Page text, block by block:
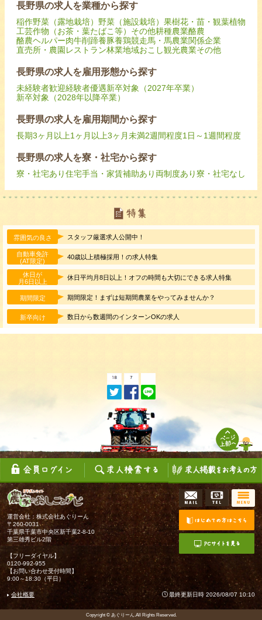
長野県の求人を業種から探す
稲作野菜（露地栽培） 野菜（施設栽培） 果樹花・苗・観葉植物
工芸作物（お茶・葉たばこ等） その他耕種農業酪農
酪農ヘルパー肉牛削蹄養豚養鶏競走馬・馬農業関係企業
直売所・農園レストラン林業地域おこし観光農業その他
長野県の求人を雇用形態から探す
未経験者歓迎経験者優遇新卒対象（2027年卒業）
新卒対象（2028年以降卒業）
長野県の求人を雇用期間から探す
長期3ヶ月以上1ヶ月以上3ヶ月未満2週間程度1日～1週間程度
長野県の求人を寮・社宅から探す
寮・社宅あり住宅手当・家賃補助あり 両制度あり寮・社宅なし
雰囲気の良さ スタッフ厳選求人公開中！
自動車免許
(AT限定)
40歳以上積極採用！の求人特集
休日が
月6日以上
休日平均月8日以上！オフの時間も大切にできる求人特集
期間限定 期間限定！まずは短期間農業をやってみませんか？
新卒向け 数日から数週間のインターンOKの求人
運営会社：株式会社あぐりーん
〒260-0031
千葉県千葉市中央区新千葉2-8-10
第三雄秀ビル2階
【フリーダイヤル】
0120-992-955
【お問い合わせ受付時間】
9:00～18:30（平日）
会社概要 最終更新日時 2026/08/07 10:10
Copyright © あぐりーん.All Rights Reserved.